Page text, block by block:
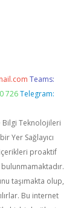
Teams:
726 Telegram:
Bilgi Teknolojileri
Yer Sağlayıcı
proaktif
taşımakta olup,
Bu internet